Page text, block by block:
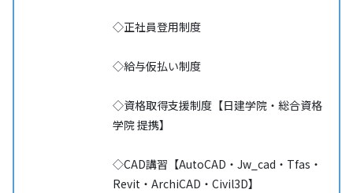
◇正社員登用制度
◇給与仮払い制度
◇資格取得支援制度【日建学院・総合資格
学院 提携】
◇CAD講習【AutoCAD・Jw_cad・Tfas・
Revit・ArchiCAD・Civil3D】